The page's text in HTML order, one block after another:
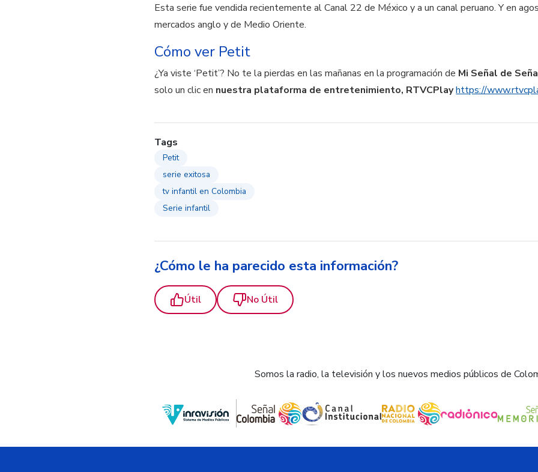
Esta serie fue vendida recientemente al Canal 22 de México y a un canal peruano. Y en
mercados anglo y de Medio Oriente.
Cómo ver Petit
¿Ya viste ‘Petit’? No te la pierdas en las mañanas en la programación de Mi Señal de
solo un clic en nuestra plataforma de entretenimiento, RTVCPlayhttps://
Tags
Petit
serie exitosa
tv infantil en Colombia
Serie infantil
¿Cómo le ha parecido esta información?
Útil No Útil
Somos la radio, la televisión y los nuevos medios públicos de